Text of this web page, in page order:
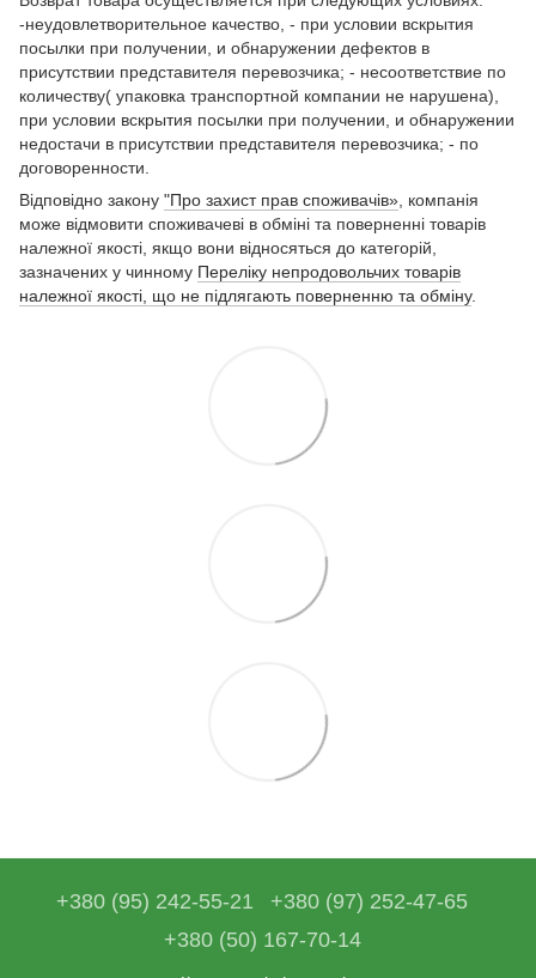
-неудовлетворительное качество, - при условии вскрытия
посылки при получении, и обнаружении дефектов в
присутствии представителя перевозчика; - несоответствие по
количеству( упаковка транспортной компании не нарушена),
при условии вскрытия посылки при получении, и обнаружении
недостачи в присутствии представителя перевозчика; - по
договоренности.
Відповідно закону "Про захист прав споживачів» , компанія
може відмовити споживачеві в обміні та поверненні товарів
належної якості, якщо вони відносяться до категорій,
зазначених у чинному Переліку непродовольчих товарів
належної якості, що не підлягають поверненню та обміну.
+380 (95) 242-55-21
+380 (97) 252-47-65
+380 (50) 167-70-14